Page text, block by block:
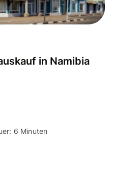
in Namibia
6 Minuten